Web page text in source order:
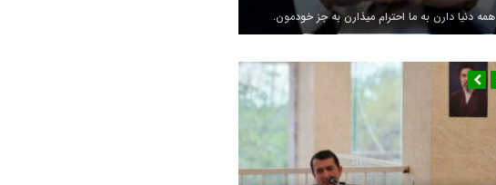
همه دنیا دارن به ما احترام میذارن به جز خودمون.